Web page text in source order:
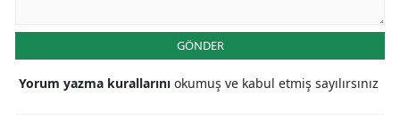
GÖNDER
Yorum yazma kurallarını okumuş ve kabul etmiş sayılırsınız